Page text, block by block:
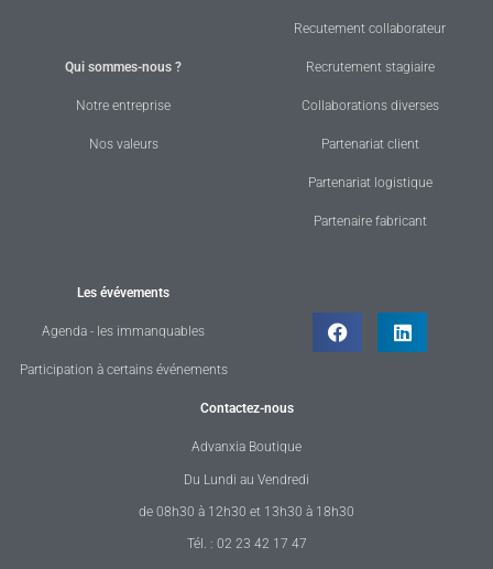
Qui sommes-nous ?
Notre entreprise
Nos valeurs
Recutement collaborateur
Recrutement stagiaire
Collaborations diverses
Partenariat client
Partenariat logistique
Partenaire fabricant
Les évévements
Agenda - les immanquables
Participation à certains événements
Contactez-nous
Advanxia Boutique
Du Lundi au Vendredi
de 08h30 à 12h30 et 13h30 à 18h30
Tél. : 02 23 42 17 47